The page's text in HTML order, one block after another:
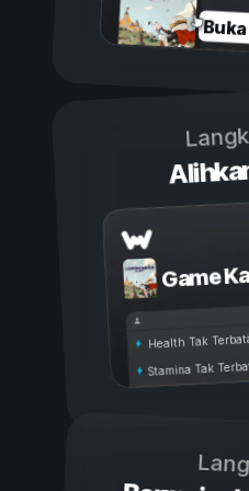
Game
Health Tak
Stamina Tak